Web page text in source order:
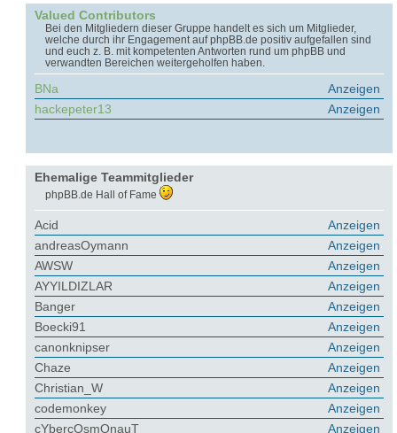
Valued Contributors
Bei den Mitgliedern dieser Gruppe handelt es sich um Mitglieder,
welche durch ihr Engagement auf phpBB.de positiv aufgefallen sind
und euch z. B. mit kompetenten Antworten rund um phpBB und
verwandten Bereichen weitergeholfen haben.
Anzeigen
BNa
Anzeigen
hackepeter13
Ehemalige Teammitglieder
phpBB.de Hall of Fame
Anzeigen
Acid
Anzeigen
andreasOymann
Anzeigen
AWSW
Anzeigen
AYYILDIZLAR
Anzeigen
Banger
Anzeigen
Boecki91
Anzeigen
canonknipser
Anzeigen
Chaze
Anzeigen
Christian_W
Anzeigen
codemonkey
Anzeigen
cYbercOsmOnauT